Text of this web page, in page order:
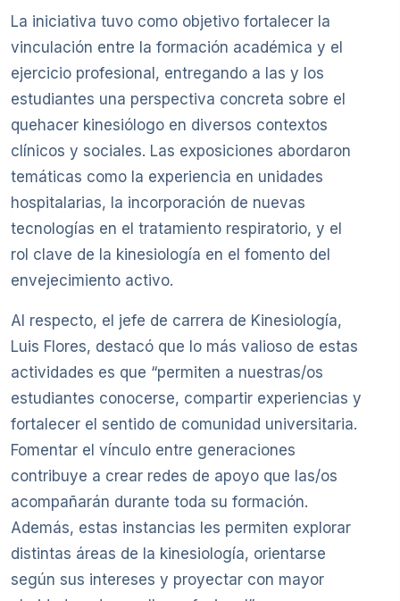
La iniciativa tuvo como objetivo fortalecer la
vinculación entre la formación académica y el
ejercicio profesional, entregando a las y los
estudiantes una perspectiva concreta sobre el
quehacer kinesiólogo en diversos contextos
clínicos y sociales. Las exposiciones abordaron
temáticas como la experiencia en unidades
hospitalarias, la incorporación de nuevas
tecnologías en el tratamiento respiratorio, y el
rol clave de la kinesiología en el fomento del
envejecimiento activo.
Al respecto, el jefe de carrera de Kinesiología,
Luis Flores, destacó que lo más valioso de estas
actividades es que “permiten a nuestras/os
estudiantes conocerse, compartir experiencias y
fortalecer el sentido de comunidad universitaria.
Fomentar el vínculo entre generaciones
contribuye a crear redes de apoyo que las/os
acompañarán durante toda su formación.
Además, estas instancias les permiten explorar
distintas áreas de la kinesiología, orientarse
según sus intereses y proyectar con mayor